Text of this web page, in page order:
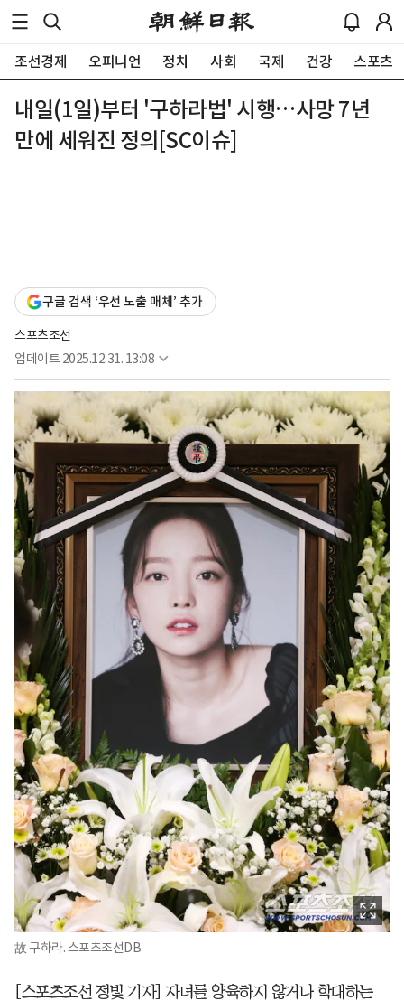
조선경제 오피니언 정치 사회 국제 건강 스포츠
내일(1일)부터 '구하라법' 시행…사망 7년
만에 세워진 정의[SC이슈]
구글 검색 ‘우선 노출 매체’ 추가
스포츠조선
업데이트 2025.12.31. 13:08
故 구하라. 스포츠조선DB
[스포츠조선 정빛 기자] 자녀를 양육하지 않거나 학대하는